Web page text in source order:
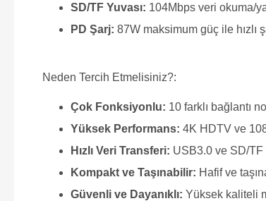
SD/TF Yuvası: 104Mbps veri okuma/
PD Şarj: 87W maksimum güç ile hızlı
Neden Tercih Etmelisiniz?:
Çok Fonksiyonlu: 10 farklı bağlantı
Yüksek Performans: 4K HDTV ve
Hızlı Veri Transferi: USB3.0 ve SD/TF
Kompakt ve Taşınabilir: Hafif ve
Güvenli ve Dayanıklı: Yüksek kaliteli